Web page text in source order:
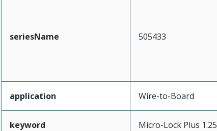
seriesName 505433
application Wire-to-Board
keyword Micro-Lock Plus 1.25